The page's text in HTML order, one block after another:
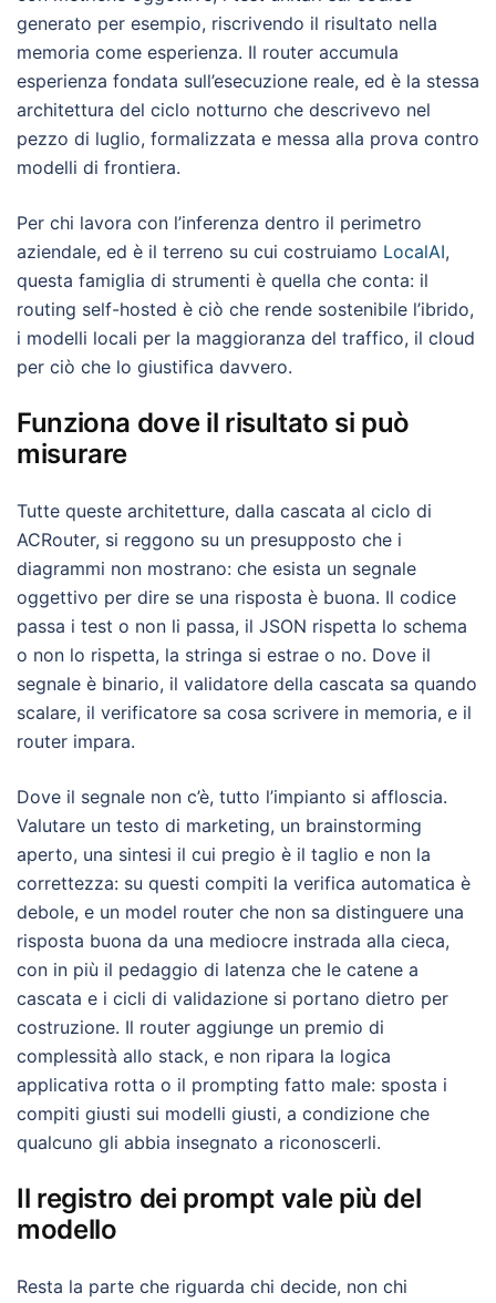
generato per esempio, riscrivendo il risultato nella
memoria come esperienza. Il router accumula
esperienza fondata sull’esecuzione reale, ed è la stessa
architettura del ciclo notturno che descrivevo nel
pezzo di luglio, formalizzata e messa alla prova contro
modelli di frontiera.
Per chi lavora con l’inferenza dentro il perimetro
aziendale, ed è il terreno su cui costruiamo LocalAI,
questa famiglia di strumenti è quella che conta: il
routing self-hosted è ciò che rende sostenibile l’ibrido,
i modelli locali per la maggioranza del traffico, il cloud
per ciò che lo giustifica davvero.
Funziona dove il risultato si può
misurare
Tutte queste architetture, dalla cascata al ciclo di
ACRouter, si reggono su un presupposto che i
diagrammi non mostrano: che esista un segnale
oggettivo per dire se una risposta è buona. Il codice
passa i test o non li passa, il JSON rispetta lo schema
o non lo rispetta, la stringa si estrae o no. Dove il
segnale è binario, il validatore della cascata sa quando
scalare, il verificatore sa cosa scrivere in memoria, e il
router impara.
Dove il segnale non c’è, tutto l’impianto si affloscia.
Valutare un testo di marketing, un brainstorming
aperto, una sintesi il cui pregio è il taglio e non la
correttezza: su questi compiti la verifica automatica è
debole, e un model router che non sa distinguere una
risposta buona da una mediocre instrada alla cieca,
con in più il pedaggio di latenza che le catene a
cascata e i cicli di validazione si portano dietro per
costruzione. Il router aggiunge un premio di
complessità allo stack, e non ripara la logica
applicativa rotta o il prompting fatto male: sposta i
compiti giusti sui modelli giusti, a condizione che
qualcuno gli abbia insegnato a riconoscerli.
Il registro dei prompt vale più del
modello
Resta la parte che riguarda chi decide, non chi